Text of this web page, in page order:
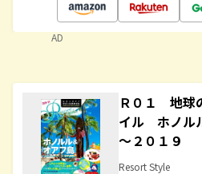
AD
Ｒ０１ 地球
イル ホノル
～２０１９
Resort Style